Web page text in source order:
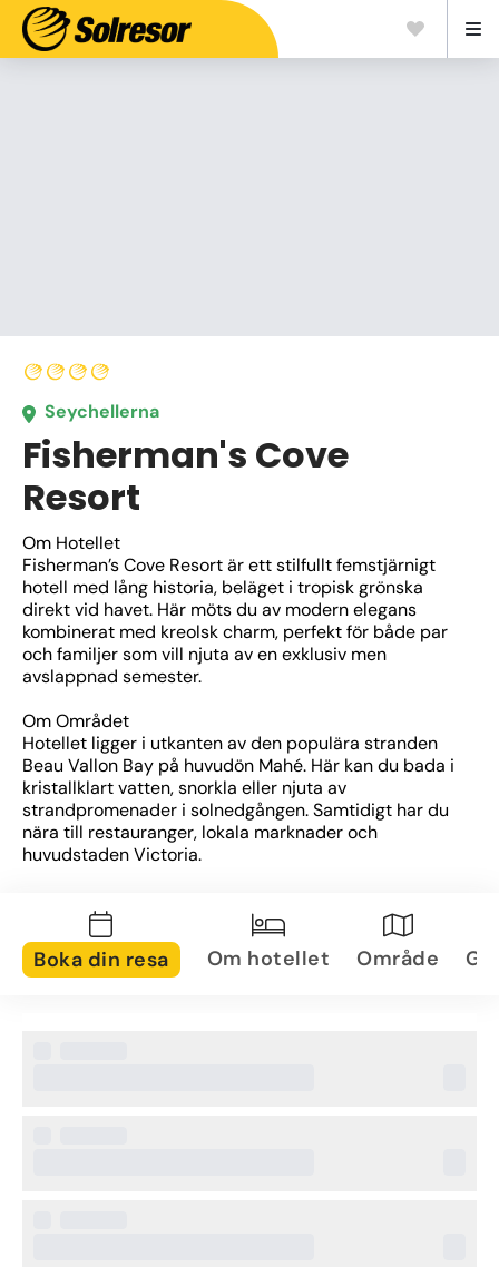
Seychellerna
Fisherman's Cove
Resort
Om Hotellet
Fisherman’s Cove Resort är ett stilfullt femstjärnigt
hotell med lång historia, beläget i tropisk grönska
direkt vid havet. Här möts du av modern elegans
kombinerat med kreolsk charm, perfekt för både par
och familjer som vill njuta av en exklusiv men
avslappnad semester.
Om Området
Hotellet ligger i utkanten av den populära stranden
Beau Vallon Bay på huvudön Mahé. Här kan du bada i
kristallklart vatten, snorkla eller njuta av
strandpromenader i solnedgången. Samtidigt har du
nära till restauranger, lokala marknader och
huvudstaden Victoria.
Rummen och sviterna är rymliga, elegant inredda och
utrustade med alla moderna bekvämligheter. De
flesta har balkong eller terrass med utsikt över havet
internationella rätter och kreolska specialiteter.
Boka din resa Om hotellet Område